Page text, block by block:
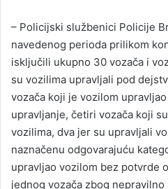
– Policijski službenici Policije
navedenog perioda prilikom
isključili ukupno 30 vozača i
su vozilima upravljali pod
vozača koji je vozilom
upravljanje, četiri vozača koji
vozilima, dva jer su upravljali
naznačenu odgovarajuću
upravljao vozilom bez potvrde
jednog vozača zbog